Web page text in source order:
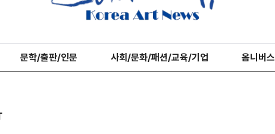
문학/출판/인문 사회/문화/패션/교육/기업 옴니버